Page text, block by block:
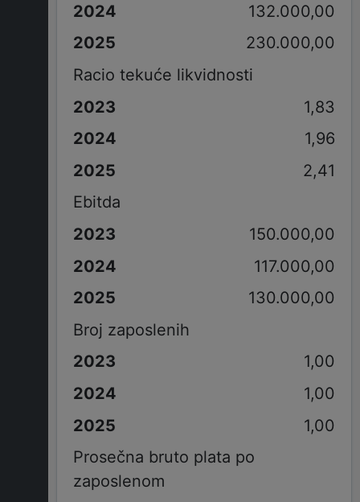
132.000,00
230.000,00
Racio tekuće likvidnosti
1,83
1,96
2,41
Ebitda
150.000,00
117.000,00
130.000,00
Broj zaposlenih
1,00
1,00
1,00
Prosečna bruto plata po
zaposlenom